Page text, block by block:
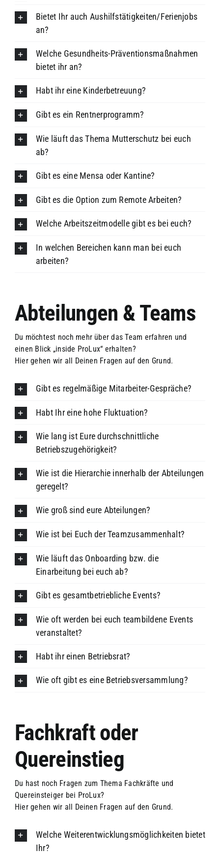
Bietet Ihr auch Aushilfstätigkeiten/Ferienjobs
an?
Welche Gesundheits-Präventionsmaßnahmen
bietet ihr an?
Habt ihr eine Kinderbetreuung?
Gibt es ein Rentnerprogramm?
Wie läuft das Thema Mutterschutz bei euch
ab?
Gibt es eine Mensa oder Kantine?
Gibt es die Option zum Remote Arbeiten?
Welche Arbeitszeitmodelle gibt es bei euch?
In welchen Bereichen kann man bei euch
arbeiten?
Abteilungen & Teams
Du möchtest noch mehr über das Team erfahren und
einen Blick „inside ProLux“ erhalten?
Hier gehen wir all Deinen Fragen auf den Grund.
Gibt es regelmäßige Mitarbeiter-Gespräche?
Habt Ihr eine hohe Fluktuation?
Wie lang ist Eure durchschnittliche
Betriebszugehörigkeit?
Wie ist die Hierarchie innerhalb der Abteilungen
geregelt?
Wie groß sind eure Abteilungen?
Wie ist bei Euch der Teamzusammenhalt?
Wie läuft das Onboarding bzw. die
Einarbeitung bei euch ab?
Gibt es gesamtbetriebliche Events?
Wie oft werden bei euch teambildene Events
veranstaltet?
Habt ihr einen Betriebsrat?
Wie oft gibt es eine Betriebsversammlung?
Fachkraft oder
Quereinstieg
Du hast noch Fragen zum Thema Fachkräfte und
Quereinsteiger bei ProLux?
Hier gehen wir all Deinen Fragen auf den Grund.
Welche Weiterentwicklungsmöglichkeiten bietet
Ihr?